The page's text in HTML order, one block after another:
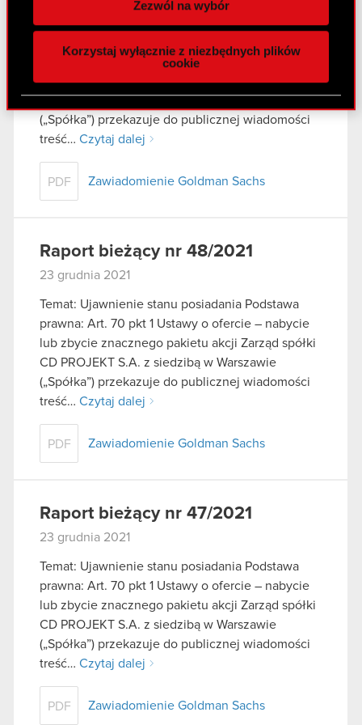
funkcje społecznościowe i analizować ruch w
naszej witrynie. Informacje o tym, jak korzystasz
z naszej witryny, udostępniamy partnerom
Partnerzy mogą połączyć te informacje z innymi
danymi otrzymanymi od Ciebie lub uzyskanymi
podczas korzystania z ich usług. Kontynuując
Zezwól na wybór
Korzystaj wyłącznie z niezbędnych plików
cookie
Temat: Ujawnienie stanu posiadania Podstawa
prawna: Art. 70 pkt 1 Ustawy o ofercie – nabycie
lub zbycie znacznego pakietu akcji Zarząd spółki
CD PROJEKT S.A. z siedzibą w Warszawie
(„Spółka”) przekazuje do publicznej wiadomości
treść… Czytaj dalej
PDF Zawiadomienie Goldman Sachs
Raport bieżący nr 48/2021
23 grudnia 2021
Temat: Ujawnienie stanu posiadania Podstawa
prawna: Art. 70 pkt 1 Ustawy o ofercie – nabycie
lub zbycie znacznego pakietu akcji Zarząd spółki
CD PROJEKT S.A. z siedzibą w Warszawie
(„Spółka”) przekazuje do publicznej wiadomości
treść… Czytaj dalej
PDF Zawiadomienie Goldman Sachs
Raport bieżący nr 47/2021
23 grudnia 2021
Temat: Ujawnienie stanu posiadania Podstawa
prawna: Art. 70 pkt 1 Ustawy o ofercie – nabycie
lub zbycie znacznego pakietu akcji Zarząd spółki
CD PROJEKT S.A. z siedzibą w Warszawie
(„Spółka”) przekazuje do publicznej wiadomości
treść… Czytaj dalej
PDF Zawiadomienie Goldman Sachs